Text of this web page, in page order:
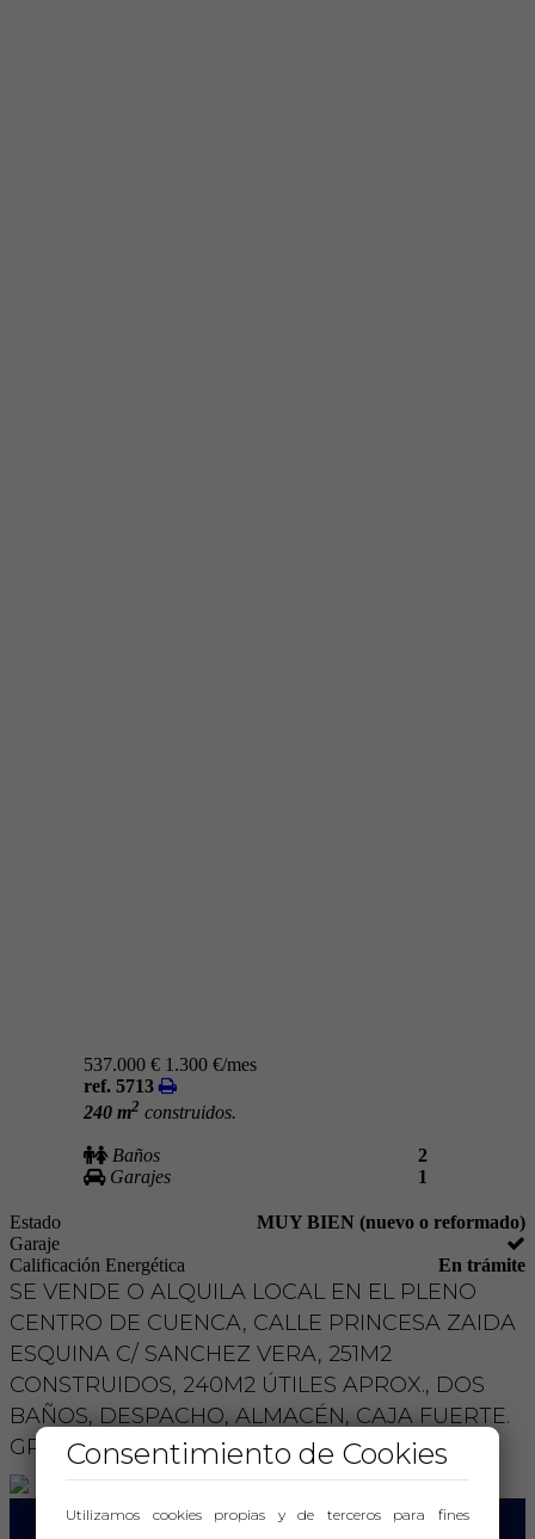
537.000 € 1.300 €/mes
ref. 5713
240 m2 construidos.
Baños
2
Garajes
1
Estado
MUY BIEN (nuevo o reformado)
Garaje
Calificación Energética
En trámite
SE VENDE O ALQUILA LOCAL EN EL PLENO
CENTRO DE CUENCA, CALLE PRINCESA ZAIDA
ESQUINA C/ SANCHEZ VERA, 251M2
CONSTRUIDOS, 240M2 ÚTILES APROX., DOS
BAÑOS, DESPACHO, ALMACÉN, CAJA FUERTE.
GRAN FACHADA A DOS CALLES.
Consentimiento de Cookies
Utilizamos cookies propias y de terceros para fines